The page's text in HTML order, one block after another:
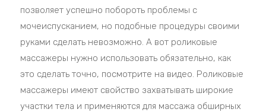
позволяет успешно побороть проблемы с
мочеиспусканием, но подобные процедуры своими
руками сделать невозможно. А вот роликовые
массажеры нужно использовать обязательно, как
это сделать точно, посмотрите на видео. Роликовые
массажеры имеют свойство захватывать широкие
участки тела и применяются для массажа обширных